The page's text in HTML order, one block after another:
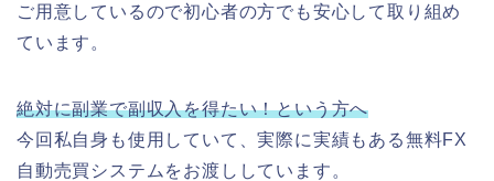
ご用意しているので初心者の方でも安心して取り組め
ています。
絶対に副業で副収入を得たい！という方へ
今回私自身も使用していて、実際に実績もある無料FX
自動売買システムをお渡ししています。